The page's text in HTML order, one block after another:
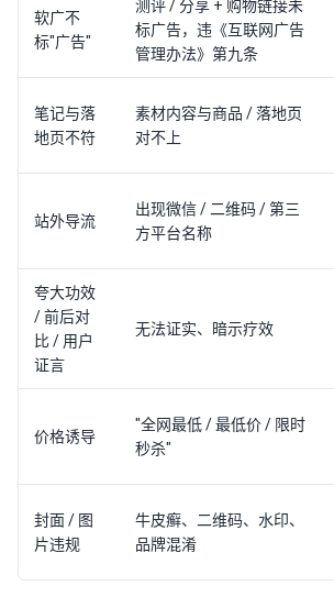
软广不
标"广告"
测评 / 分享 + 购物链接未
标广告，违《互联网广告
管理办法》第九条
笔记与落
地页不符
素材内容与商品 / 落地页
对不上
站外导流
出现微信 / 二维码 / 第三
方平台名称
夸大功效
/ 前后对
比 / 用户
证言
无法证实、暗示疗效
价格诱导
"全网最低 / 最低价 / 限时
秒杀"
封面 / 图
片违规
牛皮癣、二维码、水印、
品牌混淆